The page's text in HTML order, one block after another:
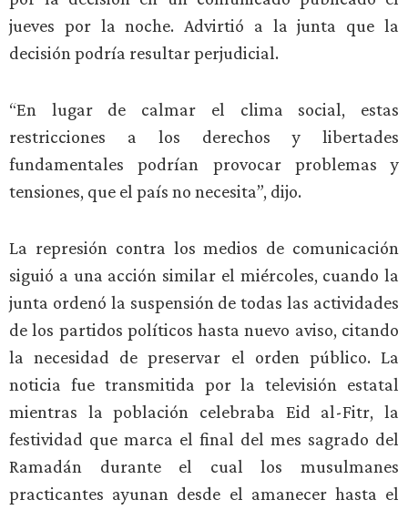
jueves por la noche. Advirtió a la junta que la
decisión podría resultar perjudicial.
“En lugar de calmar el clima social, estas
restricciones a los derechos y libertades
fundamentales podrían provocar problemas y
tensiones, que el país no necesita”, dijo.
La represión contra los medios de comunicación
siguió a una acción similar el miércoles, cuando la
junta ordenó la suspensión de todas las actividades
de los partidos políticos hasta nuevo aviso, citando
la necesidad de preservar el orden público. La
noticia fue transmitida por la televisión estatal
mientras la población celebraba Eid al-Fitr, la
festividad que marca el final del mes sagrado del
Ramadán durante el cual los musulmanes
practicantes ayunan desde el amanecer hasta el